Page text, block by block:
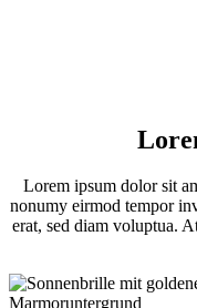
Lorem ipsum dolor sit
nonumy eirmod tempor
erat, sed diam voluptua.